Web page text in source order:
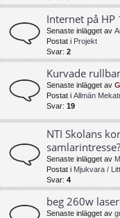
Internet på HP
Senaste inlägget av
Postat i Projekt
Svar: 2
Kurvade
Senaste inlägget av
Postat i Allmän
Svar: 19
NTI Skolans
samlarintresse?
Senaste inlägget av
Postat i Mjukvara /
Svar: 4
beg 260w
Senaste inlägget av